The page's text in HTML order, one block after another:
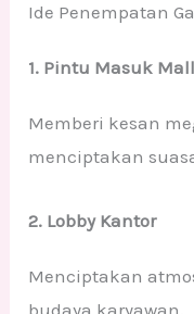
Ide Penempatan
1. Pintu Masuk Mall
Memberi kesan
menciptakan
2. Lobby Kantor
Menciptakan
budaya karyawan.